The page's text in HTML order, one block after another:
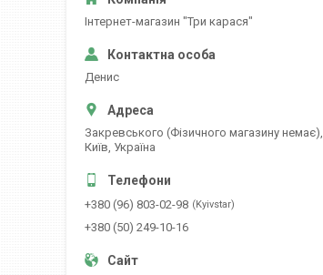
Інтернет-магазин "Три карася"
Денис
Закревського (Фізичного магазину немає),
Київ, Україна
+380 (96) 803-02-98 Kyivstar
+380 (50) 249-10-16